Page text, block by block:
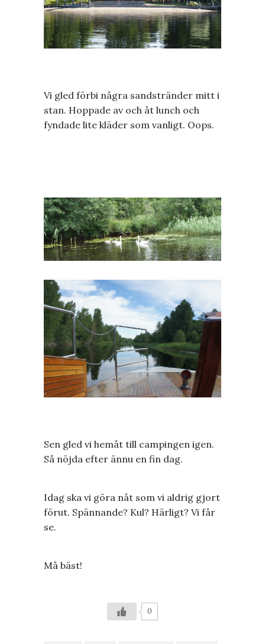
Vi gled förbi några sandstränder mitt i
stan. Hoppade av och åt lunch och
fyndade lite kläder som vanligt. Oops.
Sen gled vi hemåt till campingen igen.
Så nöjda efter ännu en fin dag.
Idag ska vi göra nåt som vi aldrig gjort
förut. Spännande? Kul? Härligt? Vi får
se.
Må bäst!
0